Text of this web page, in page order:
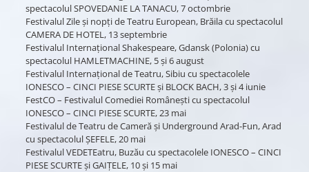
spectacolul SPOVEDANIE LA TANACU, 7 octombrie
Festivalul Zile și nopți de Teatru European, Brăila cu spectacolul
CAMERA DE HOTEL, 13 septembrie
Festivalul Internațional Shakespeare, Gdansk (Polonia) cu
spectacolul HAMLETMACHINE, 5 și 6 august
Festivalul Internațional de Teatru, Sibiu cu spectacolele
IONESCO – CINCI PIESE SCURTE și BLOCK BACH, 3 și 4 iunie
FestCO – Festivalul Comediei Românești cu spectacolul
IONESCO – CINCI PIESE SCURTE, 23 mai
Festivalul de Teatru de Cameră și Underground Arad-Fun, Arad
cu spectacolul ȘEFELE, 20 mai
Festivalul VEDETEatru, Buzău cu spectacolele IONESCO – CINCI
PIESE SCURTE și GAIȚELE, 10 și 15 mai